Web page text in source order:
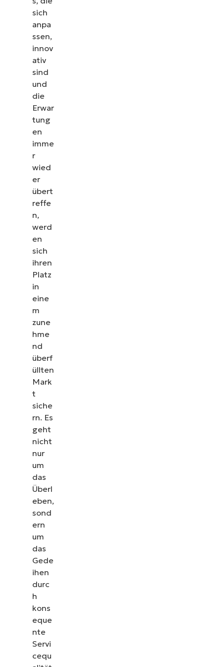
sich
anpa
ssen,
innov
ativ
sind
und
die
Erwar
tung
en
imme
r
wied
er
übert
reffe
n,
werd
en
sich
ihren
Platz
in
eine
m
zune
hme
nd
überf
üllten
Mark
t
siche
rn. Es
geht
nicht
nur
um
das
Überl
eben,
sond
ern
um
das
Gede
ihen
durc
h
kons
eque
nte
Servi
cequ